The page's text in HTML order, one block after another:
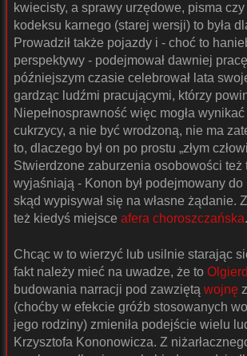
kwiecisty, a sprawy urzędowe, pisma
kodeksu karnego (starej wersji) to była
Prowadził także pojazdy i - choć to
perspektywy - podejmował dawniej
późniejszym czasie celebrował lata
gardząc ludźmi pracującymi, którzy
Niepełnosprawność więc mogła
cukrzycy, a nie być wrodzoną, nie ma
to, dlaczego był on po prostu „złym
Stwierdzone zaburzenia osobowości też
wyjaśniają - Konon był podejmowany do
skąd wypisywał się na własne żądanie.
też kiedyś miejsce afera choroszczańska.
Chcąc w to wierzyć lub usilnie starając
fakt należy mieć na uwadze, że to
budowania narracji pod zawziętą wojnę z
(choćby w efekcie gróźb stosowanych
jego rodziny) zmieniła podejście wielu
Krzysztofa Kononowicza. Z